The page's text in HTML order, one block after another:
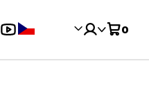
Facebook
YouTube 0